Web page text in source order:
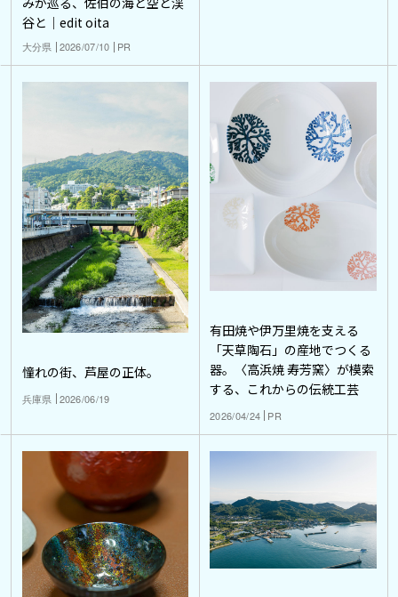
谷と｜edit oita
大分県 2026/07/10 PR
憧れの街、芦屋の正体。
兵庫県 2026/06/19
有田焼や伊万里焼を支える
「天草陶石」の産地でつくる
器。〈高浜焼 寿芳窯〉が模索
する、これからの伝統工芸
2026/04/24 PR